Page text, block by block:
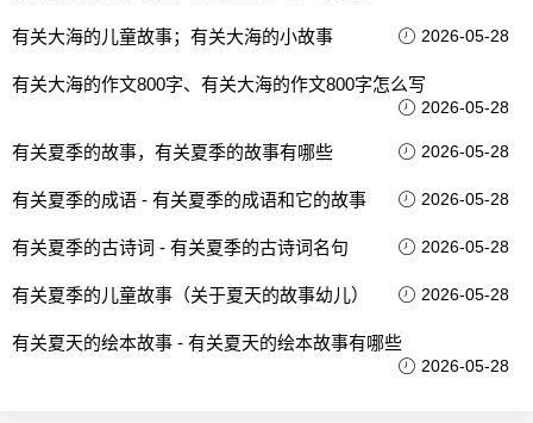
有关大海的儿童故事；有关大海的小故事 2026-05-28
有关大海的作文800字、有关大海的作文800字怎么写
2026-05-28
有关夏季的故事，有关夏季的故事有哪些 2026-05-28
有关夏季的成语 - 有关夏季的成语和它的故事 2026-05-28
有关夏季的古诗词 - 有关夏季的古诗词名句 2026-05-28
有关夏季的儿童故事（关于夏天的故事幼儿） 2026-05-28
有关夏天的绘本故事 - 有关夏天的绘本故事有哪些
2026-05-28